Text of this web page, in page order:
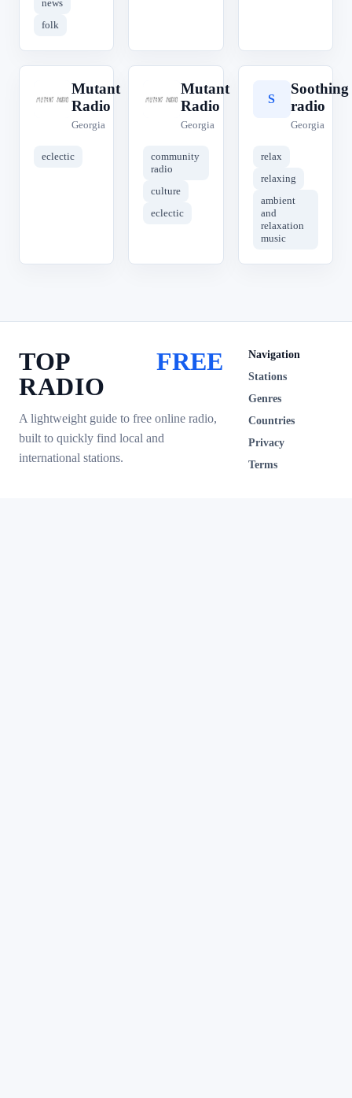
news
folk
M
Mutant
Radio
Georgia
eclectic
M
Mutant
Radio
Georgia
community
radio
culture
eclectic
S
Soothing
radio
Georgia
relax
relaxing
ambient
and
relaxation
music
TOP
RADIO
FREE
A lightweight guide to free online radio,
built to quickly find local and
international stations.
Navigation
Stations
Genres
Countries
Privacy
Terms